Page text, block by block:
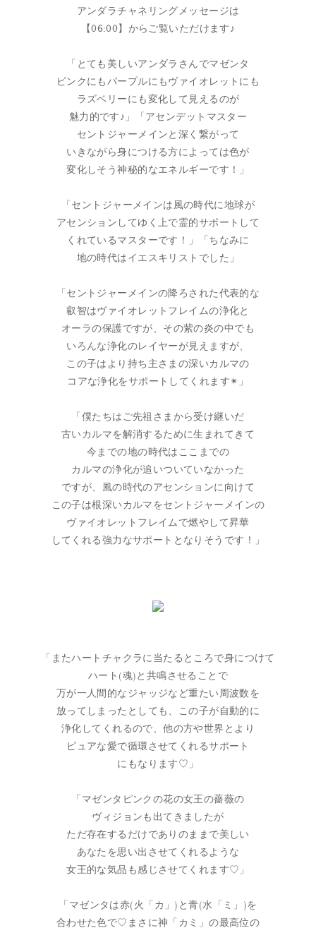
アンダラチャネリングメッセージは
【06:00】からご覧いただけます♪
「とても美しいアンダラさんでマゼンタ
ピンクにもパープルにもヴァイオレットにも
ラズベリーにも変化して見えるのが
魅力的です♪」「アセンデットマスター
セントジャーメインと深く繋がって
いきながら身につける方によっては色が
変化しそう神秘的なエネルギーです！」
「セントジャーメインは風の時代に地球が
アセンションしてゆく上で霊的サポートして
くれているマスターです！」「ちなみに
地の時代はイエスキリストでした」
「セントジャーメインの降ろされた代表的な
叡智はヴァイオレットフレイムの浄化と
オーラの保護ですが、その紫の炎の中でも
いろんな浄化のレイヤーが見えますが、
この子はより持ち主さまの深いカルマの
コアな浄化をサポートしてくれます✴︎」
「僕たちはご先祖さまから受け継いだ
古いカルマを解消するために生まれてきて
今までの地の時代はここまでの
カルマの浄化が追いついていなかった
ですが、風の時代のアセンションに向けて
この子は根深いカルマをセントジャーメインの
ヴァイオレットフレイムで燃やして昇華
してくれる強力なサポートとなりそうです！」
「またハートチャクラに当たるところで身につけて
ハート(魂)と共鳴させることで
万が一人間的なジャッジなど重たい周波数を
放ってしまったとしても、この子が自動的に
浄化してくれるので、他の方や世界とより
ピュアな愛で循環させてくれるサポート
にもなります♡」
「マゼンタピンクの花の女王の薔薇の
ヴィジョンも出てきましたが
ただ存在するだけでありのままで美しい
あなたを思い出させてくれるような
女王的な気品も感じさせてくれます♡」
「マゼンタは赤(火「カ」)と青(水「ミ」)を
合わせた色で♡まさに神「カミ」の最高位の